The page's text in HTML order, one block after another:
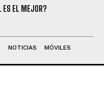
ES EL MEJOR?
NOTICIAS MÓVILES